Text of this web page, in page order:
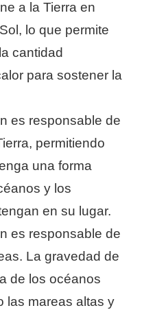
a la Tierra en
lo que permite
cantidad
para sostener la
es responsable de
permitiendo
una forma
y los
en su lugar.
es responsable de
La gravedad de
de los océanos
las mareas altas y